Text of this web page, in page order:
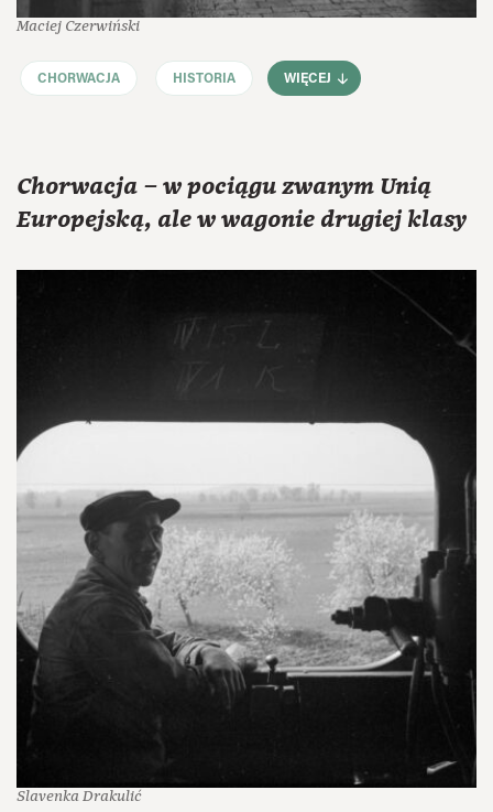
Maciej Czerwiński
CHORWACJA HISTORIA WIĘCEJ
Chorwacja – w pociągu zwanym Unią
Europejską, ale w wagonie drugiej klasy
Slavenka Drakulić